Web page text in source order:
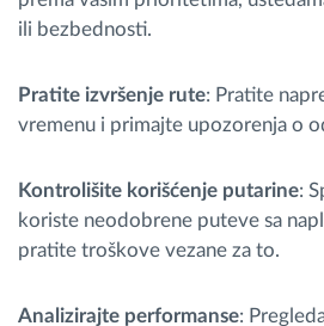
ili bezbednosti.
Pratite izvršenje rute: Pratite
vremenu i primajte upozorenja o
Kontrolišite korišćenje putarine:
koriste neodobrene puteve sa
pratite troškove vezane za to.
Analizirajte performanse: